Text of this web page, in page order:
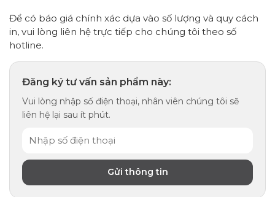
Để có báo giá chính xác dựa vào số lượng và quy cách
in, vui lòng liên hệ trực tiếp cho chúng tôi theo số
hotline.
Đăng ký tư vấn sản phẩm này:
Vui lòng nhập số điện thoại, nhân viên chúng tôi sẽ
liên hệ lại sau ít phút.